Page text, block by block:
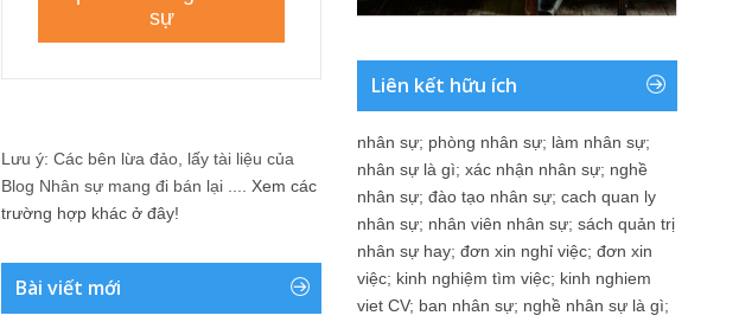
Lưu ý: Các bên lừa đảo, lấy tài liệu của
Blog Nhân sự mang đi bán lại .... Xem các
trường hợp khác ở đây!
Bài viết mới
Liên kết hữu ích
nhân sự; phòng nhân sự; làm nhân sự;
nhân sự là gì; xác nhận nhân sự; nghề
nhân sự; đào tạo nhân sự; cach quan ly
nhân sự; nhân viên nhân sự; sách quản trị
nhân sự hay; đơn xin nghỉ việc; đơn xin
việc; kinh nghiệm tìm việc; kinh nghiem
viet CV; ban nhân sự; nghề nhân sự là gì;